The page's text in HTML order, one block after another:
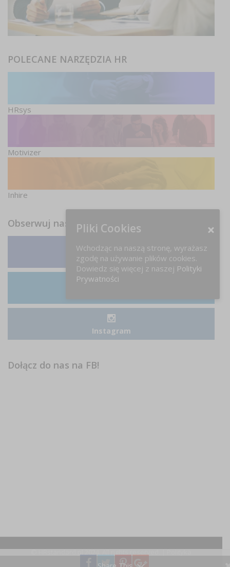
POLECANE NARZĘDZIA HR
HRsys
Motivizer
Inhire
Obserwuj nas
Facebook
Instagram
Dołącz do nas na FB!
© HRstandard.pl 2024, All rights reserved. |Polityka
prywatności
Pliki Cookies
Wchodząc na naszą stronę, wyrażasz
zgodę na używanie plików cookies.
Dowiedz się więcej z naszej Polityki
Prywatności